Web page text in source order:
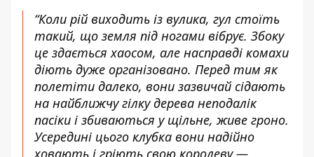
“Коли рій виходить із вулика, гул стоїть
такий, що земля під ногами вібрує. Збоку
це здається хаосом, але насправді комахи
діють дуже організовано. Перед тим як
полетіти далеко, вони зазвичай сідають
на найближчу гілку дерева неподалік
пасіки і збиваються у щільне, живе гроно.
Усередині цього клубка вони надійно
ховають і гріють свою королеву —